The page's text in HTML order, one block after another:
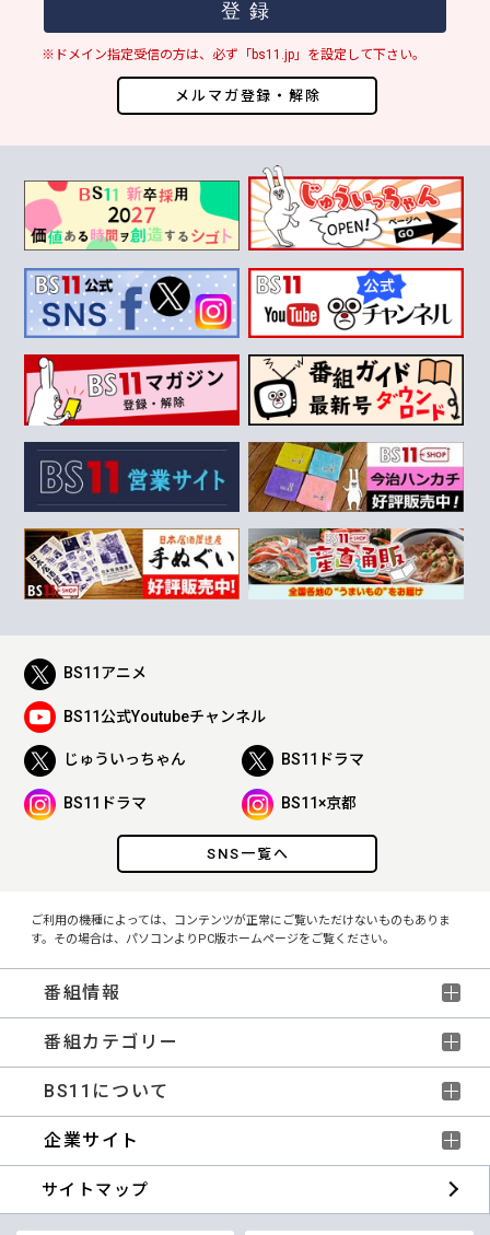
メルマガ登録・解除
※ドメイン指定受信の方は、必ず「bs11.jp」を設定して下さい。
SNS一覧へ
BS11アニメ
BS11公式Youtubeチャンネル
じゅういっちゃん BS11ドラマ
BS11ドラマ BS11×京都
ご利用の機種によっては、コンテンツが正常にご覧いただけないものもありま
す。その場合は、パソコンよりPC版ホームページをご覧ください。
番組情報
番組カテゴリー
BS11について
企業サイト
サイトマップ